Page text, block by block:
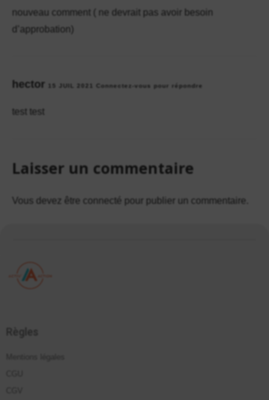
nouveau comment ( ne devrait pas avoir besoin
d’approbation)
hector Connectez-vous pour répondre
test test
Laisser un commentaire
Vous devez être connecté pour publier un commentaire.
Règles